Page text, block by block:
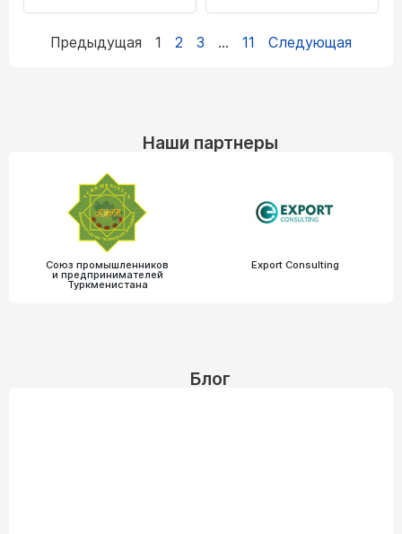
Предыдущая 1 2 3 … 11 Следующая
Наши партнеры
Союз промышленников
и предпринимателей
Туркменистана
Export Consulting
Блог